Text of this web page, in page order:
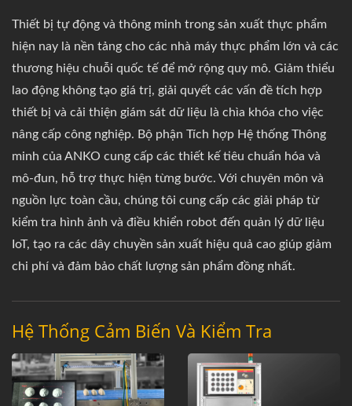
Thiết bị tự động và thông minh trong sản xuất thực phẩm
hiện nay là nền tảng cho các nhà máy thực phẩm lớn và các
thương hiệu chuỗi quốc tế để mở rộng quy mô. Giảm thiểu
lao động không tạo giá trị, giải quyết các vấn đề tích hợp
thiết bị và cải thiện giám sát dữ liệu là chìa khóa cho việc
nâng cấp công nghiệp. Bộ phận Tích hợp Hệ thống Thông
minh của ANKO cung cấp các thiết kế tiêu chuẩn hóa và
mô-đun, hỗ trợ thực hiện từng bước. Với chuyên môn và
nguồn lực toàn cầu, chúng tôi cung cấp các giải pháp từ
kiểm tra hình ảnh và điều khiển robot đến quản lý dữ liệu
IoT, tạo ra các dây chuyền sản xuất hiệu quả cao giúp giảm
chi phí và đảm bảo chất lượng sản phẩm đồng nhất.
Hệ Thống Cảm Biến Và Kiểm Tra